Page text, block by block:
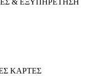
& ΕΞΥΠΗΡΕΤΗΣΗ
ΚΑΡΤΕΣ